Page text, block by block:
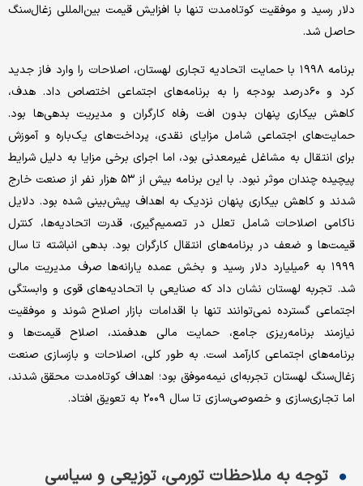
دلار رسید و موفقیت کوتاه‌مدت تنها با افزایش قیمت بین‌المللی زغال‌سنگ
حاصل شد.
برنامه ۱۹۹۸ با حمایت اتحادیه تجاری لهستان، اصلاحات را وارد فاز جدید
کرد و ۶۰‌درصد بودجه را به برنامه‌های اجتماعی اختصاص داد. هدف،
کاهش بیکاری پنهان بدون افت رفاه کارگران و مدیریت بدهی‌ها بود.
حمایت‌های اجتماعی شامل مزایای نقدی، پرداخت‌های یک‌باره و آموزش
برای انتقال به مشاغل غیرمعدنی بود، اما اجرای برخی مزایا به دلیل شرایط
پیچیده چندان موثر نبود. با این برنامه بیش از ۵۳ هزار نفر از صنعت خارج
شدند و کاهش بیکاری پنهان نزدیک به اهداف پیش‌بینی شده بود. دلایل
ناکامی اصلاحات شامل تعلل در تصمیم‌گیری، قدرت اتحادیه‌ها، کنترل
قیمت‌ها و ضعف در برنامه‌های انتقال کارگران بود. بدهی انباشته تا سال
۱۹۹۹ به ۶‌میلیارد دلار رسید و بخش عمده یارانه‌ها صرف مدیریت مالی
شد. تجربه لهستان نشان داد که صنایعی با اتحادیه‌های قوی و وابستگی
اجتماعی گسترده نمی‌توانند تنها با اقدامات بازار اصلاح شوند و موفقیت
نیازمند برنامه‌ریزی جامع، حمایت مالی هدفمند، اصلاح قیمت‌ها و
برنامه‌های اجتماعی کارآمد است. به طور کلی، اصلاحات و بازسازی صنعت
زغال‌سنگ لهستان تجربه‌ای نیمه‌موفق بود؛ اهداف کوتاه‌مدت محقق شدند،
اما تجاری‌سازی و خصوصی‌سازی تا سال ۲۰۰۹ به تعویق افتاد.
توجه به ملاحظات تورمی، توزیعی و سیاسی